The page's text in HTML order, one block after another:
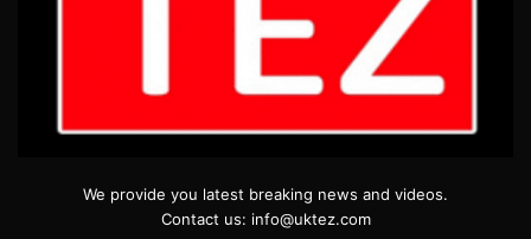
We provide you latest breaking news and videos.
Contact us: info@uktez.com